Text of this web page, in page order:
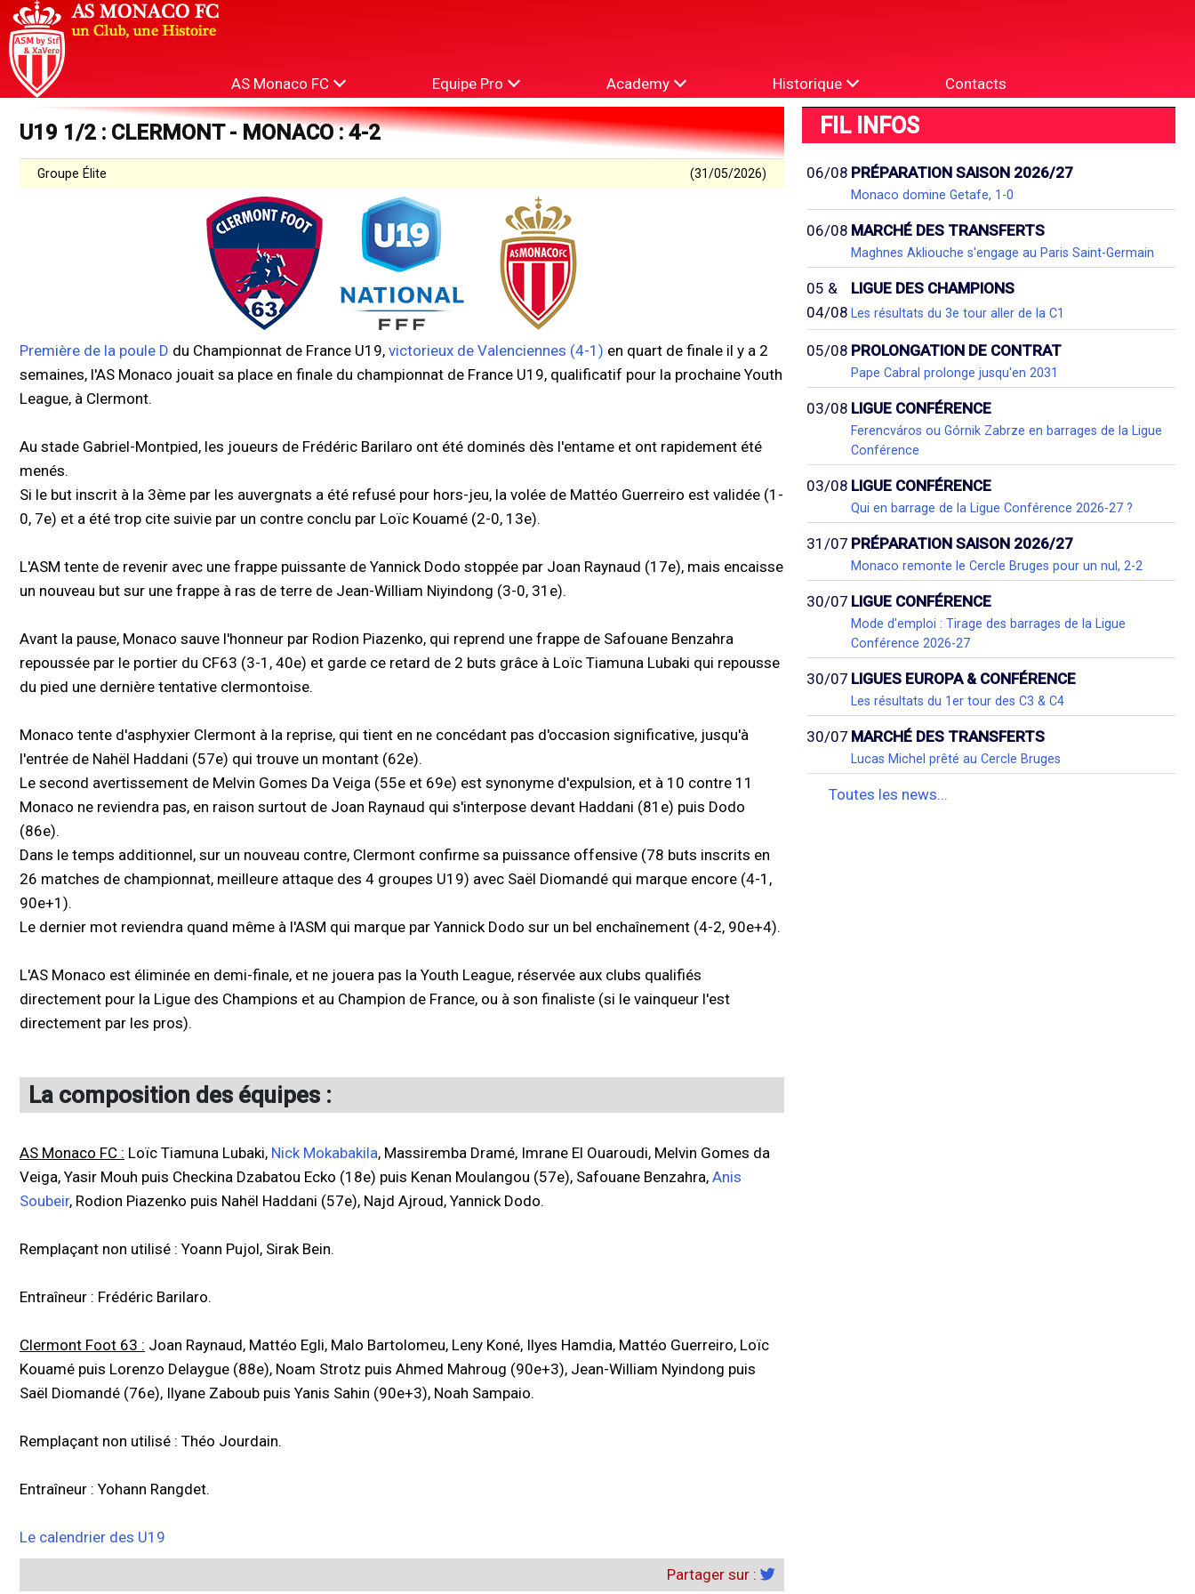
AS Monaco FC Equipe Pro Academy Historique Contacts
U19 1/2 : CLERMONT - MONACO : 4-2
Groupe Élite (31/05/2026)
Première de la poule D du Championnat de France U19, victorieux de Valenciennes (4-1) en quart de finale il y a 2
semaines, l'AS Monaco jouait sa place en finale du championnat de France U19, qualificatif pour la prochaine Youth
League, à Clermont.
Au stade Gabriel-Montpied, les joueurs de Frédéric Barilaro ont été dominés dès l'entame et ont rapidement été
menés.
Si le but inscrit à la 3ème par les auvergnats a été refusé pour hors-jeu, la volée de Mattéo Guerreiro est validée (1-
0, 7e) et a été trop cite suivie par un contre conclu par Loïc Kouamé (2-0, 13e).
L'ASM tente de revenir avec une frappe puissante de Yannick Dodo stoppée par Joan Raynaud (17e), mais encaisse
un nouveau but sur une frappe à ras de terre de Jean-William Niyindong (3-0, 31e).
Avant la pause, Monaco sauve l'honneur par Rodion Piazenko, qui reprend une frappe de Safouane Benzahra
repoussée par le portier du CF63 (3-1, 40e) et garde ce retard de 2 buts grâce à Loïc Tiamuna Lubaki qui repousse
du pied une dernière tentative clermontoise.
Monaco tente d'asphyxier Clermont à la reprise, qui tient en ne concédant pas d'occasion significative, jusqu'à
l'entrée de Nahël Haddani (57e) qui trouve un montant (62e).
Le second avertissement de Melvin Gomes Da Veiga (55e et 69e) est synonyme d'expulsion, et à 10 contre 11
Monaco ne reviendra pas, en raison surtout de Joan Raynaud qui s'interpose devant Haddani (81e) puis Dodo
(86e).
Dans le temps additionnel, sur un nouveau contre, Clermont confirme sa puissance offensive (78 buts inscrits en
26 matches de championnat, meilleure attaque des 4 groupes U19) avec Saël Diomandé qui marque encore (4-1,
90e+1).
Le dernier mot reviendra quand même à l'ASM qui marque par Yannick Dodo sur un bel enchaînement (4-2, 90e+4).
L'AS Monaco est éliminée en demi-finale, et ne jouera pas la Youth League, réservée aux clubs qualifiés
directement pour la Ligue des Champions et au Champion de France, ou à son finaliste (si le vainqueur l'est
directement par les pros).
La composition des équipes :
AS Monaco FC : Loïc Tiamuna Lubaki, Nick Mokabakila, Massiremba Dramé, Imrane El Ouaroudi, Melvin Gomes da
Veiga, Yasir Mouh puis Checkina Dzabatou Ecko (18e) puis Kenan Moulangou (57e), Safouane Benzahra, Anis
Soubeir, Rodion Piazenko puis Nahël Haddani (57e), Najd Ajroud, Yannick Dodo.
Remplaçant non utilisé : Yoann Pujol, Sirak Bein.
Entraîneur : Frédéric Barilaro.
Clermont Foot 63 : Joan Raynaud, Mattéo Egli, Malo Bartolomeu, Leny Koné, Ilyes Hamdia, Mattéo Guerreiro, Loïc
Kouamé puis Lorenzo Delaygue (88e), Noam Strotz puis Ahmed Mahroug (90e+3), Jean-William Nyindong puis
Saël Diomandé (76e), Ilyane Zaboub puis Yanis Sahin (90e+3), Noah Sampaio.
Remplaçant non utilisé : Théo Jourdain.
Entraîneur : Yohann Rangdet.
Le calendrier des U19
Partager sur :
FIL INFOS
06/08 PRÉPARATION SAISON 2026/27
Monaco domine Getafe, 1-0
06/08 MARCHÉ DES TRANSFERTS
Maghnes Akliouche s'engage au Paris Saint-Germain
05 &
04/08
LIGUE DES CHAMPIONS
Les résultats du 3e tour aller de la C1
05/08 PROLONGATION DE CONTRAT
Pape Cabral prolonge jusqu'en 2031
03/08 LIGUE CONFÉRENCE
Ferencváros ou Górnik Zabrze en barrages de la Ligue
Conférence
03/08 LIGUE CONFÉRENCE
Qui en barrage de la Ligue Conférence 2026-27 ?
31/07 PRÉPARATION SAISON 2026/27
Monaco remonte le Cercle Bruges pour un nul, 2-2
30/07 LIGUE CONFÉRENCE
Mode d'emploi : Tirage des barrages de la Ligue
Conférence 2026-27
30/07 LIGUES EUROPA & CONFÉRENCE
Les résultats du 1er tour des C3 & C4
30/07 MARCHÉ DES TRANSFERTS
Lucas Michel prêté au Cercle Bruges
Toutes les news...